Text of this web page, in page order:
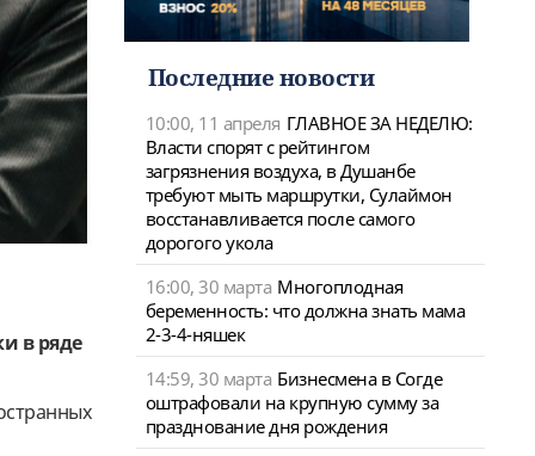
в ряде
Последние новости
10:00, 11 апреля ГЛАВНОЕ ЗА НЕДЕЛЮ:
Власти спорят с рейтингом
загрязнения воздуха, в Душанбе
требуют мыть маршрутки, Сулаймон
восстанавливается после самого
дорогого укола
16:00, 30 марта Многоплодная
беременность: что должна знать мама
2-3-4-няшек
14:59, 30 марта Бизнесмена в Согде
оштрафовали на крупную сумму за
празднование дня рождения